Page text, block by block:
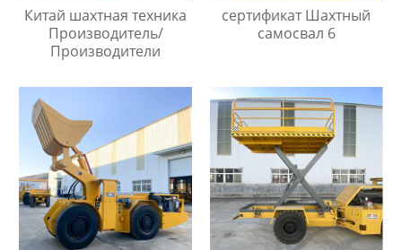
Китай шахтная техника
Производитель/
Производители
сертификат Шахтный
самосвал 6